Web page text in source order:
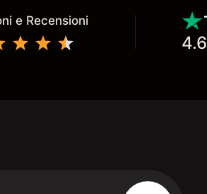
e Recensioni
4.6